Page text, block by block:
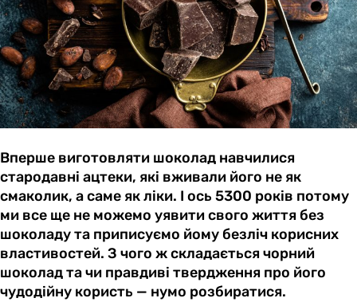
Вперше виготовляти шоколад навчилися
стародавні ацтеки, які вживали його не як
смаколик, а саме як ліки. І ось 5300 років потому
ми все ще не можемо уявити свого життя без
шоколаду та приписуємо йому безліч корисних
властивостей. З чого ж складається чорний
шоколад та чи правдиві твердження про його
чудодійну користь — нумо розбиратися.